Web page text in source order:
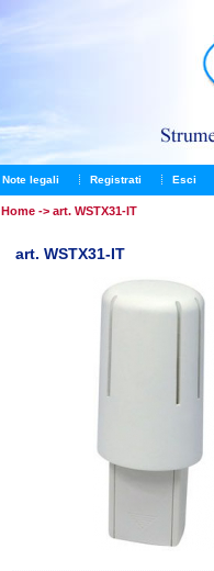
Note legali Registrati Esci
Home -> art. WSTX31-IT
art. WSTX31-IT